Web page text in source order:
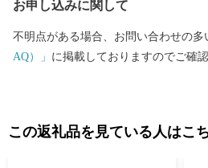
お申し込みに関して
不明点がある場合、お問い合わせの多
AQ）」 に掲載しておりますのでご確認
この返礼品を見ている人はこ